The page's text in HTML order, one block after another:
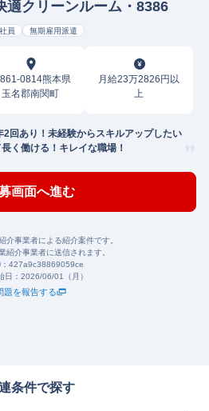
適クリーンルーム・8386
員 無期雇用派遣
0814熊本県
玉名郡南関町
月給23万2826円以
上
2回あり！未経験からスキルアップしたい
く働ける！キレイな職場！
画面へ進む
介事業者による紹介案件です。
紹介事業者に送信されます。
427a9c38869059ce
日： 2026/06/01（月）
題を報告する
条件で探す